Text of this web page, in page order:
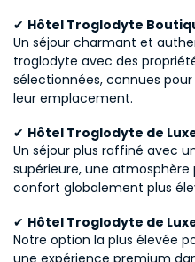
✔ Hôtel Troglodyte
Un séjour charmant et
troglodyte avec des
sélectionnées, connues
leur emplacement.
✔ Hôtel Troglodyte de
Un séjour plus raffiné avec
supérieure, une
confort globalement plus
✔ Hôtel Troglodyte de
Notre option la plus élevée
une expérience premium